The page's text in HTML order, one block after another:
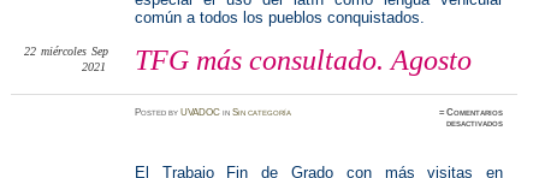
común a todos los pueblos conquistados.
TFG más consultado. Agosto
22 miércoles Sep
2021
PostedbyUVADOC inSin categoría ≈Comentarios
desactivadosen
El Trabajo Fin de Grado con más visitas en